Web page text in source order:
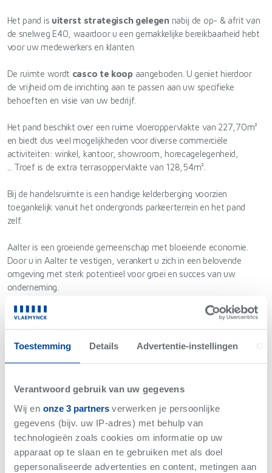
Toestemming Details Advertentie-instellingen
Verantwoord gebruik van uw gegevens
Wij en onze 3 partnersverwerken je persoonlijke
gegevens (bijv. uw IP-adres) met behulp van
technologieën zoals cookies om informatie op uw
apparaat op te slaan en te gebruiken met als doel
gepersonaliseerde advertenties en content, metingen aan
Het pand is uiterst strategisch gelegennabij de op- & afrit van
de snelweg E40, waardoor u een gemakkelijke bereikbaarheid hebt
voor uw medewerkers en klanten.
De ruimte wordt casco te koop aangeboden. U geniet hierdoor
de vrijheid om de inrichting aan te passen aan uw specifieke
behoeften en visie van uw bedrijf.
Het pand beschikt over een ruime vloeroppervlakte van 227,70m²
en biedt dus veel mogelijkheden voor diverse commerciële
activiteiten: winkel, kantoor, showroom, horecagelegenheid,
... Troef is de extra terrasoppervlakte van 128,54m².
Bij de handelsruimte is een handige kelderberging voorzien
toegankelijk vanuit het ondergronds parkeerterrein en het pand
zelf.
Aalter is een groeiende gemeenschap met bloeiende economie.
Door u in Aalter te vestigen, verankert u zich in een belovende
omgeving met sterk potentieel voor groei en succes van uw
onderneming.
Optioneel kunnen er parkeerplaatsen aangekocht worden.
Niet gevonden wat je zoekt?
Wij brengen je op de hoogte als er iets binnenkomt met
jouw criteria.
Hou me op de hoogte